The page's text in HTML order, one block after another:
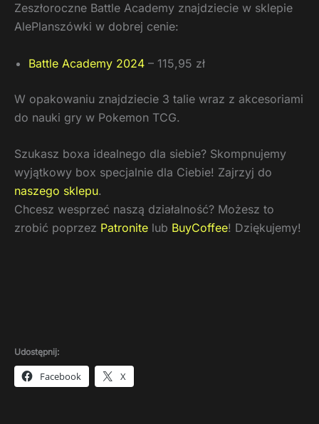
Zeszłoroczne Battle Academy znajdziecie w sklepie
AlePlanszówki w dobrej cenie:
Battle Academy 2024 – 115,95 zł
W opakowaniu znajdziecie 3 talie wraz z akcesoriami
do nauki gry w Pokemon TCG.
Szukasz boxa idealnego dla siebie? Skompnujemy
wyjątkowy box specjalnie dla Ciebie! Zajrzyj do
naszego sklepu.
Chcesz wesprzeć naszą działalność? Możesz to
zrobić poprzez Patronite lub BuyCoffee! Dziękujemy!
Udostępnij:
Facebook X